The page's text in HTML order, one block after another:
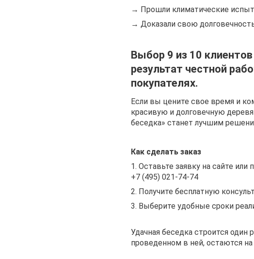
→ Прошли климатические
→ Доказали свою
Выбор 9 из 10
результат честной
покупателях.
Если вы цените свое время и
красивую и долговечную
беседка» станет лучшим
Как сделать заказ
1. Оставьте заявку на сайте
+7 (495) 021-74-74
2. Получите бесплатную
3. Выберите удобные сроки
Удачная беседка строится один
проведенном в ней, остаются